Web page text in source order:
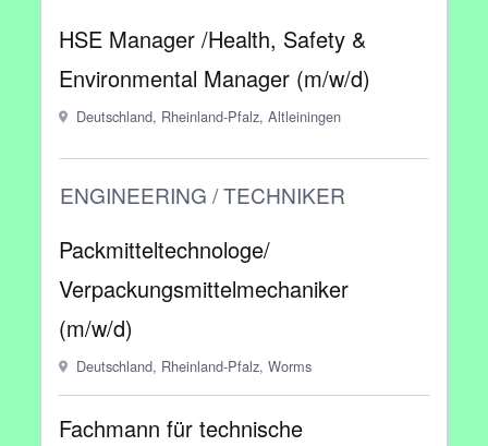
HSE Manager /Health, Safety &
Environmental Manager (m/w/d)
Deutschland, Rheinland-Pfalz, Altleiningen
ENGINEERING / TECHNIKER
Packmitteltechnologe/
Verpackungsmittelmechaniker
(m/w/d)
Deutschland, Rheinland-Pfalz, Worms
Fachmann für technische